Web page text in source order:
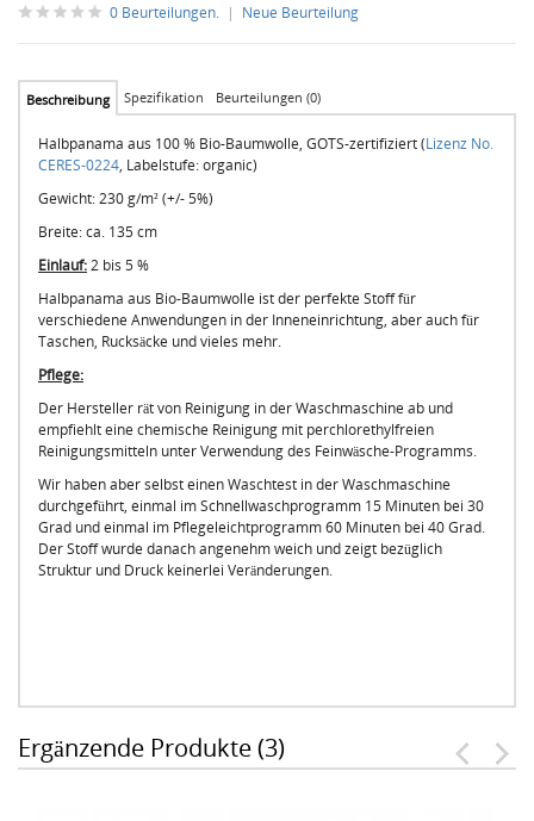
0 Beurteilungen. | Neue Beurteilung
Beschreibung Spezifikation Beurteilungen (0)
Halbpanama aus 100 % Bio-Baumwolle, GOTS-zertifiziert (Lizenz No.
CERES-0224, Labelstufe: organic)
Gewicht: 230 g/m² (+/- 5%)
Breite: ca. 135 cm
Einlauf:2 bis 5 %
Halbpanama aus Bio-Baumwolle ist der perfekte Stoff für
verschiedene Anwendungen in der Inneneinrichtung, aber auch für
Taschen, Rucksäcke und vieles mehr.
Pflege:
Der Hersteller rät von Reinigung in der Waschmaschine ab und
empfiehlt eine chemische Reinigung mit perchlorethylfreien
Reinigungsmitteln unter Verwendung des Feinwäsche-Programms.
Wir haben aber selbst einen Waschtest in der Waschmaschine
durchgeführt, einmal im Schnellwaschprogramm 15 Minuten bei 30
Grad und einmal im Pflegeleichtprogramm 60 Minuten bei 40 Grad.
Der Stoff wurde danach angenehm weich und zeigt bezüglich
Struktur und Druck keinerlei Veränderungen.
Ergänzende Produkte (3)